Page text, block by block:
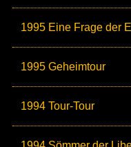
1995 Eine Frage der
1995 Geheimtour
1994 Tour-Tour